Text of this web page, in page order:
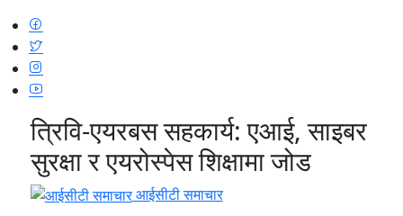
त्रिवि-एयरबस सहकार्य: एआई, साइबर
सुरक्षा र एयरोस्पेस शिक्षामा जोड
आईसीटी समाचार